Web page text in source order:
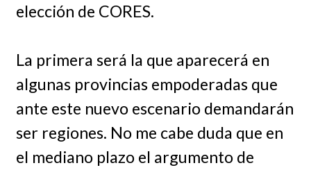
elección de CORES.
La primera será la que aparecerá en
algunas provincias empoderadas que
ante este nuevo escenario demandarán
ser regiones. No me cabe duda que en
el mediano plazo el argumento de